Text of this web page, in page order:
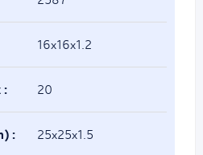
16x16x1.2
: 20
: 25x25x1.5